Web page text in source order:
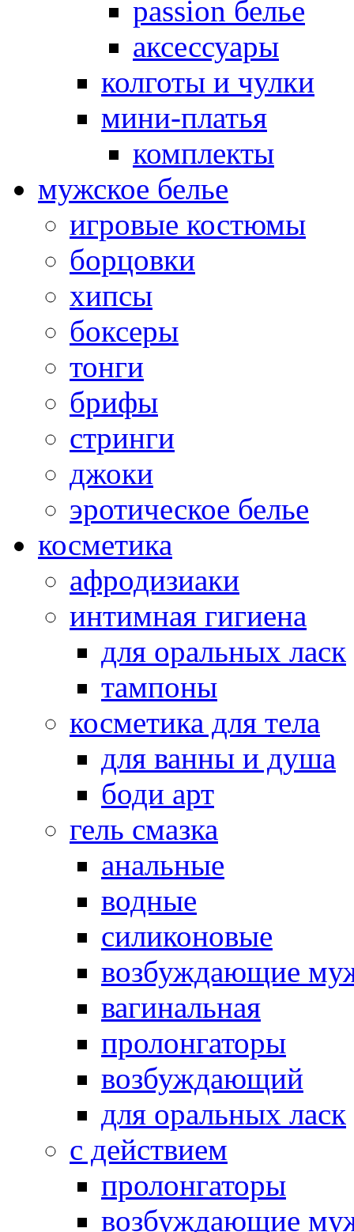
passion белье
аксессуары
колготы и чулки
мини-платья
комплекты
мужское белье
игровые костюмы
борцовки
хипсы
боксеры
тонги
брифы
стринги
джоки
эротическое белье
косметика
афродизиаки
интимная гигиена
для оральных ласк
тампоны
косметика для тела
для ванны и душа
боди арт
гель смазка
анальные
водные
силиконовые
возбуждающие
вагинальная
пролонгаторы
возбуждающий
для оральных ласк
с действием
пролонгаторы
возбуждающие